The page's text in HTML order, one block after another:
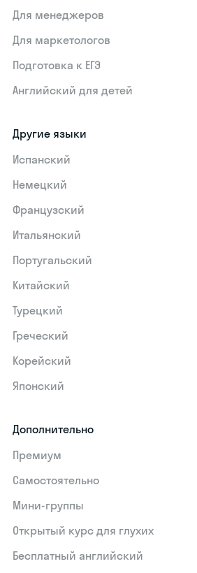
Для менеджеров
Для маркетологов
Подготовка к ЕГЭ
Английский для детей
Другие языки
Испанский
Немецкий
Французский
Итальянский
Португальский
Китайский
Турецкий
Греческий
Корейский
Японский
Дополнительно
Премиум
Самостоятельно
Мини-группы
Открытый курс для глухих
Бесплатный английский